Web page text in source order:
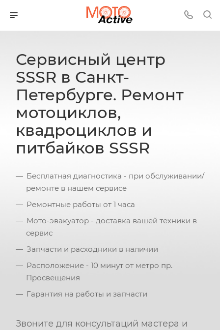
Сервисный центр
SSSR в Санкт-
Петербурге. Ремонт
мотоциклов,
квадроциклов и
питбайков SSSR
Бесплатная диагностика - при обслуживании/
ремонте в нашем сервисе
Ремонтные работы от 1 часа
Мото-эвакуатор - доставка вашей техники в
сервис
Запчасти и расходники в наличии
Расположение - 10 минут от метро пр.
Просвещения
Гарантия на работы и запчасти
Звоните для консультаций мастера и